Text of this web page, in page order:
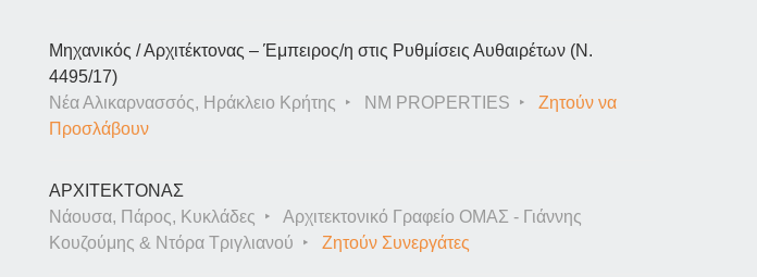
Μηχανικός / Αρχιτέκτονας – Έμπειρος/η στις Ρυθμίσεις Αυθαιρέτων (Ν.
4495/17)
Νέα Αλικαρνασσός, Ηράκλειο Κρήτης
NM PROPERTIES
Ζητούν να
Προσλάβουν
ΑΡΧΙΤΕΚΤΟΝΑΣ
Νάουσα, Πάρος, Κυκλάδες
Αρχιτεκτονικό Γραφείο ΟΜΑΣ - Γιάννης
Κουζούμης & Ντόρα Τριγλιανού
Ζητούν Συνεργάτες